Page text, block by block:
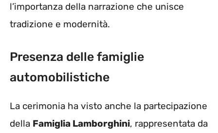
l’importanza della narrazione che unisce
tradizione e modernità.
Presenza delle famiglie
automobilistiche
La cerimonia ha visto anche la partecipazione
della Famiglia Lamborghini, rappresentata da